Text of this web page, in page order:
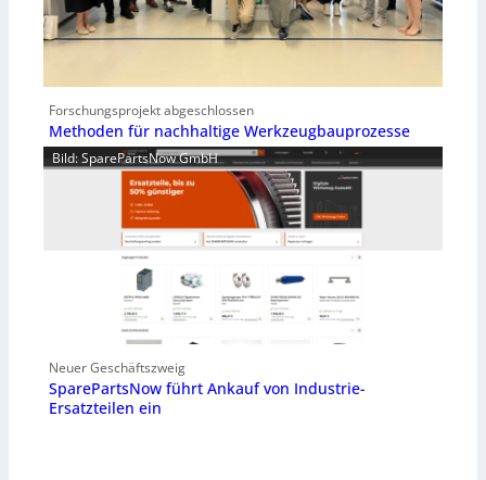
Forschungsprojekt abgeschlossen
Methoden für nachhaltige Werkzeugbauprozesse
Bild: SparePartsNow GmbH
Neuer Geschäftszweig
SparePartsNow führt Ankauf von Industrie-
Ersatzteilen ein